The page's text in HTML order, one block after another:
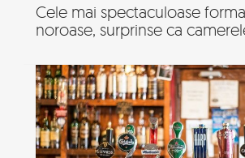
Cele mai spectaculoase
noroase, surprinse ca